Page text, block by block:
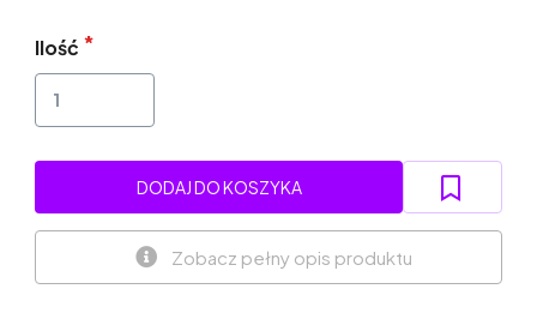
Ilość
DODAJ DO KOSZYKA
Zobacz pełny opis produktu